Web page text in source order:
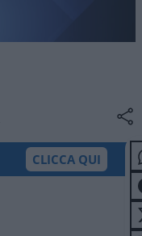
CLICCA QUI